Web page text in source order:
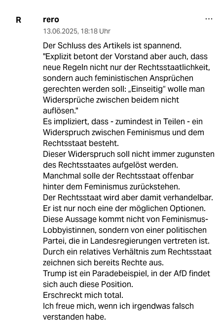
R rero
13.06.2025, 18:18 Uhr
Der Schluss des Artikels ist spannend.
"Explizit betont der Vorstand aber auch, dass
neue Regeln nicht nur der Rechtsstaatlichkeit,
sondern auch feministischen Ansprüchen
gerechten werden soll: „Einseitig“ wolle man
Widersprüche zwischen beidem nicht
auflösen."
Es impliziert, dass - zumindest in Teilen - ein
Widerspruch zwischen Feminismus und dem
Rechtsstaat besteht.
Dieser Widerspruch soll nicht immer zugunsten
des Rechtsstaates aufgelöst werden.
Manchmal solle der Rechtsstaat offenbar
hinter dem Feminismus zurückstehen.
Der Rechtsstaat wird aber damit verhandelbar.
Er ist nur noch eine der möglichen Optionen.
Diese Aussage kommt nicht von Feminismus-
Lobbyistinnen, sondern von einer politischen
Partei, die in Landesregierungen vertreten ist.
Durch ein relatives Verhältnis zum Rechtsstaat
zeichnen sich bereits Rechte aus.
Trump ist ein Paradebeispiel, in der AfD findet
sich auch diese Position.
Erschreckt mich total.
Ich freue mich, wenn ich irgendwas falsch
verstanden habe.